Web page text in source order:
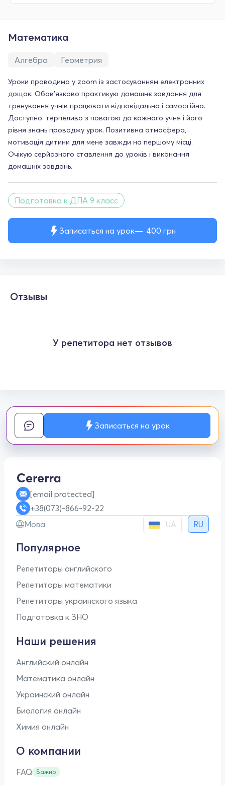
Записаться на урок 400 грн
Математика
Алгебра Геометрия
Уроки проводимо у zoom із застосуванням електронних
дощок. Обов'язково практикую домашнє завдання для
тренування учнів працювати відповідально і самостійно.
Доступно. терпеливо з повагою до кожного учня і його
рівня знань проводжу урок. Позитивна атмосфера,
мотивація дитини для мене завжди на першому місці.
Очікую серйозного ставлення до уроків і виконання
домашніх завдань.
Подготовка к ДПА 9 класс
Отзывы
У репетитора нет отзывов
Записаться на урок
[email protected]
+38(073)-866-92-22
Мова
UA RU
Популярное
Репетиторы английского
Репетиторы математики
Репетиторы украинского языка
Подготовка к ЗНО
Наши решения
Английский онлайн
Математика онлайн
Украинский онлайн
Биология онлайн
Химия онлайн
О компании
FAQ Важно